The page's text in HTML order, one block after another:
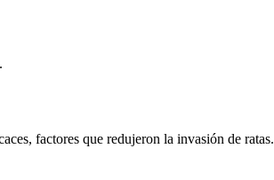
factores que redujeron la invasión de ratas.